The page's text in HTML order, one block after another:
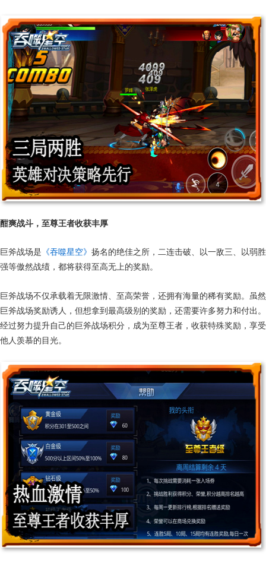
酣爽战斗，至尊王者收获丰厚
巨斧战场是 《吞噬星空》 扬名的绝佳之所，二连击破、以一敌三、以弱胜
强等傲然战绩，都将获得至高无上的奖励。
巨斧战场不仅承载着无限激情、至高荣誉，还拥有海量的稀有奖励。虽然
巨斧战场奖励诱人，但想拿到最高级别的奖励，还需要许多努力和付出。
经过努力提升自己的巨斧战场积分，成为至尊王者，收获特殊奖励，享受
他人羡慕的目光。